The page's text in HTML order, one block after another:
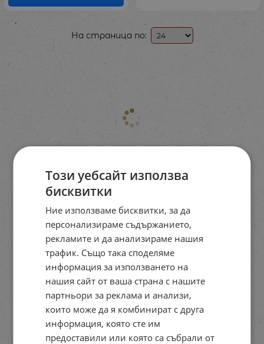
На страница по:
Този уебсайт използва
бисквитки
Ние използваме бисквитки, за да
персонализираме съдържанието,
рекламите и да анализираме нашия
трафик. Също така споделяме
информация за използването на
нашия сайт от ваша страна с нашите
партньори за реклама и анализи,
които може да я комбинират с друга
информация, която сте им
предоставили или която са събрали от